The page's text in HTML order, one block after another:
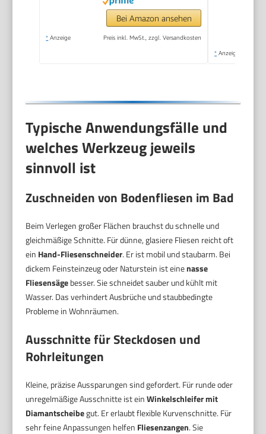
Bei Amazon ansehen
* Anzeige Preis inkl. MwSt., zzgl. Versandkosten
* Anzeige
Typische Anwendungsfälle und
welches Werkzeug jeweils
sinnvoll ist
Zuschneiden von Bodenfliesen im Bad
Beim Verlegen großer Flächen brauchst du schnelle und
gleichmäßige Schnitte. Für dünne, glasiere Fliesen reicht oft
ein Hand-Fliesenschneider. Er ist mobil und staubarm. Bei
dickem Feinsteinzeug oder Naturstein ist einenasse
Fliesensägebesser. Sie schneidet sauber und kühlt mit
Wasser. Das verhindert Ausbrüche und staubbedingte
Probleme in Wohnräumen.
Ausschnitte für Steckdosen und
Rohrleitungen
Kleine, präzise Aussparungen sind gefordert. Für runde oder
unregelmäßige Ausschnitte ist einWinkelschleifer mit
Diamantscheibegut. Er erlaubt flexible Kurvenschnitte. Für
sehr feine Anpassungen helfen Fliesenzangen. Sie